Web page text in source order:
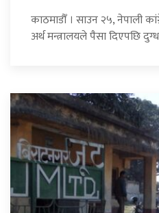
काठमाडौँ । साउन २५, नेपाली
अर्थ मन्त्रालयले पैसा दिएपछि